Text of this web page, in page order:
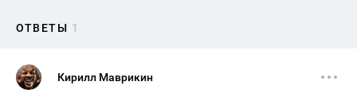
ОТВЕТЫ 1
Кирилл Маврикин